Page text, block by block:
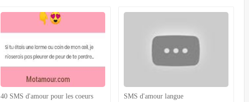
40 SMS d'amour pour les coeurs
SMS d'amour langue